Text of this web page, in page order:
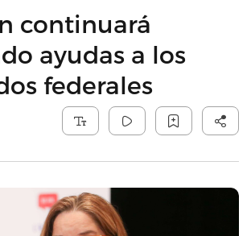
continuará
ayudas a los
federales